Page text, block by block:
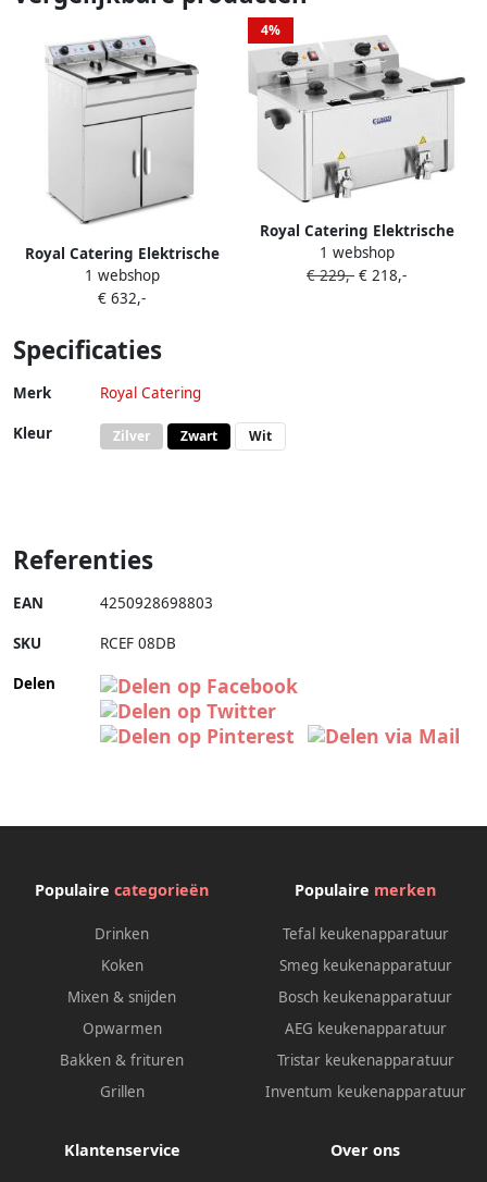
Royal Catering Elektrische
friteuse 2 x 16 liter 400 V
onderkast
1 webshop
€ 632,-
4%
Royal Catering Elektrische
friteuse 2 x 13 liter EGO-
thermostaat
1 webshop
€ 229,- € 218,-
Specificaties
Merk Royal Catering
Kleur Zilver Zwart Wit
Referenties
EAN 4250928698803
SKU RCEF 08DB
Delen
Populaire categorieën
Drinken
Koken
Mixen & snijden
Opwarmen
Bakken & frituren
Grillen
Populaire merken
Tefal keukenapparatuur
Smeg keukenapparatuur
Bosch keukenapparatuur
AEG keukenapparatuur
Tristar keukenapparatuur
Inventum keukenapparatuur
Klantenservice Over ons